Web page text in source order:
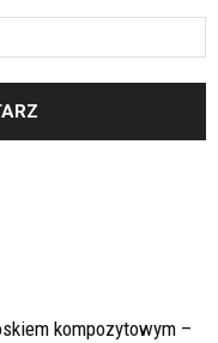
kompozytowym –